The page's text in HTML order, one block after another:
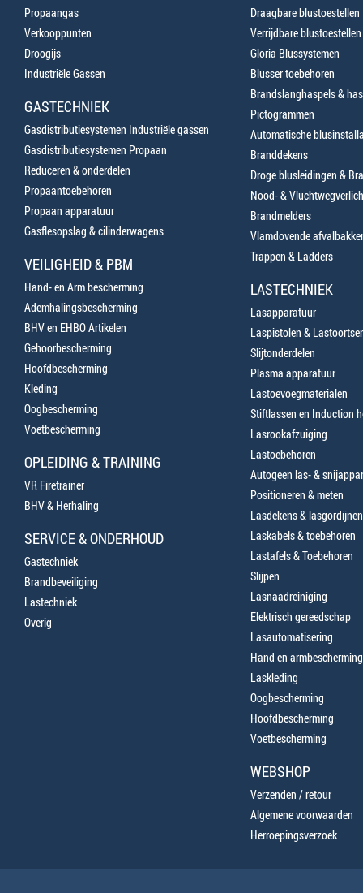
Propaangas
Verkooppunten
Droogijs
Industriële Gassen
GASTECHNIEK
Gasdistributiesystemen Industriële gassen
Gasdistributiesystemen Propaan
Reduceren & onderdelen
Propaantoebehoren
Propaan apparatuur
Gasflesopslag & cilinderwagens
VEILIGHEID & PBM
Hand- en Arm bescherming
Ademhalingsbescherming
BHV en EHBO Artikelen
Gehoorbescherming
Hoofdbescherming
Kleding
Oogbescherming
Voetbescherming
OPLEIDING & TRAINING
VR Firetrainer
BHV & Herhaling
SERVICE & ONDERHOUD
Gastechniek
Brandbeveiliging
Lastechniek
Overig
Draagbare blustoestellen
Verrijdbare blustoestellen
Gloria Blussystemen
Blusser toebehoren
Brandslanghaspels &
Pictogrammen
Automatische
Branddekens
Droge blusleidingen &
Nood- &
Brandmelders
Vlamdovende
Trappen & Ladders
LASTECHNIEK
Lasapparatuur
Laspistolen &
Slijtonderdelen
Plasma apparatuur
Lastoevoegmaterialen
Stiftlassen en Induction
Lasrookafzuiging
Lastoebehoren
Autogeen las- &
Positioneren & meten
Lasdekens & lasgordijnen
Laskabels & toebehoren
Lastafels & Toebehoren
Slijpen
Lasnaadreiniging
Elektrisch gereedschap
Lasautomatisering
Hand en armbescherming
Laskleding
Oogbescherming
Hoofdbescherming
Voetbescherming
WEBSHOP
Verzenden / retour
Algemene voorwaarden
Herroepingsverzoek